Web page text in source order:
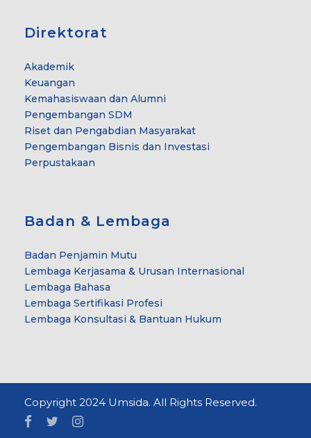
Direktorat
Akademik
Keuangan
Kemahasiswaan dan Alumni
Pengembangan SDM
Riset dan Pengabdian Masyarakat
Pengembangan Bisnis dan Investasi
Perpustakaan
Badan & Lembaga
Badan Penjamin Mutu
Lembaga Kerjasama & Urusan Internasional
Lembaga Bahasa
Lembaga Sertifikasi Profesi
Lembaga Konsultasi & Bantuan Hukum
Copyright 2024 Umsida. All Rights Reserved.